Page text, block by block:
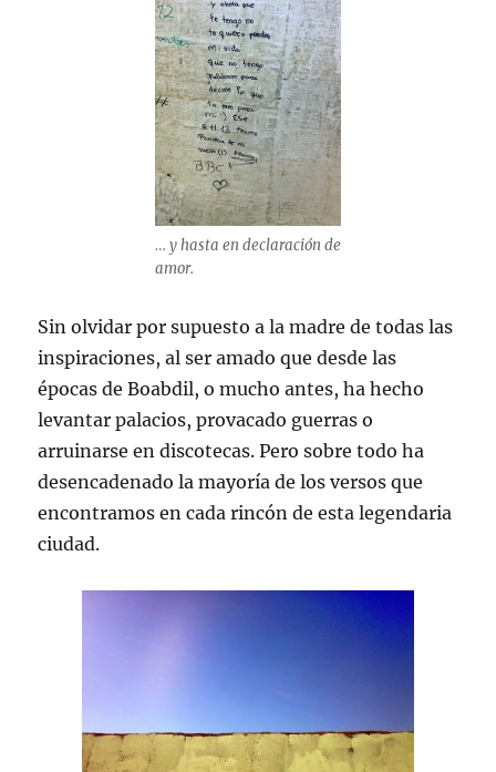
… y hasta en declaración de
amor.
Sin olvidar por supuesto a la madre de todas las
inspiraciones, al ser amado que desde las
épocas de Boabdil, o mucho antes, ha hecho
levantar palacios, provacado guerras o
arruinarse en discotecas. Pero sobre todo ha
desencadenado la mayoría de los versos que
encontramos en cada rincón de esta legendaria
ciudad.